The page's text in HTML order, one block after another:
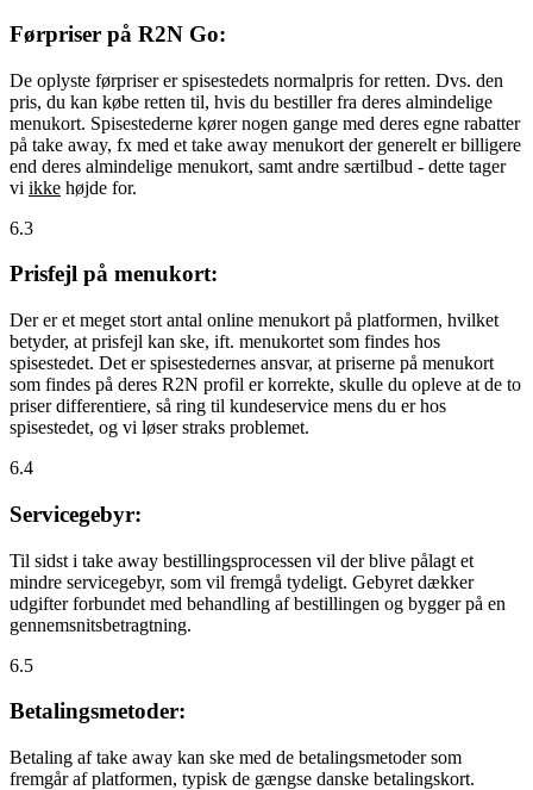
Førpriser på R2N Go:
De oplyste førpriser er spisestedets normalpris for retten. Dvs. den
pris, du kan købe retten til, hvis du bestiller fra deres almindelige
menukort. Spisestederne kører nogen gange med deres egne rabatter
på take away, fx med et take away menukort der generelt er billigere
end deres almindelige menukort, samt andre særtilbud - dette tager
vi ikke højde for.
6.3
Prisfejl på menukort:
Der er et meget stort antal online menukort på platformen, hvilket
betyder, at prisfejl kan ske, ift. menukortet som findes hos
spisestedet. Det er spisestedernes ansvar, at priserne på menukort
som findes på deres R2N profil er korrekte, skulle du opleve at de to
priser differentiere, så ring til kundeservice mens du er hos
spisestedet, og vi løser straks problemet.
6.4
Servicegebyr:
Til sidst i take away bestillingsprocessen vil der blive pålagt et
mindre servicegebyr, som vil fremgå tydeligt. Gebyret dækker
udgifter forbundet med behandling af bestillingen og bygger på en
gennemsnitsbetragtning.
6.5
Betalingsmetoder:
Betaling af take away kan ske med de betalingsmetoder som
fremgår af platformen, typisk de gængse danske betalingskort.